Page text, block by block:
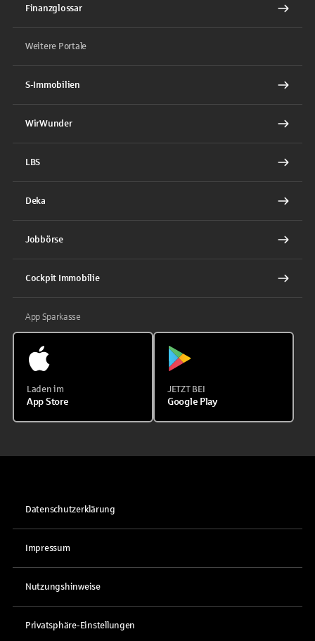
Finanzglossar
Weitere Portale
S-Immobilien
WirWunder
LBS
Deka
Jobbörse
Cockpit Immobilie
App Sparkasse
Laden im
App Store
JETZT BEI
Google Play
Datenschutzerklärung
Impressum
Nutzungshinweise
Privatsphäre-Einstellungen